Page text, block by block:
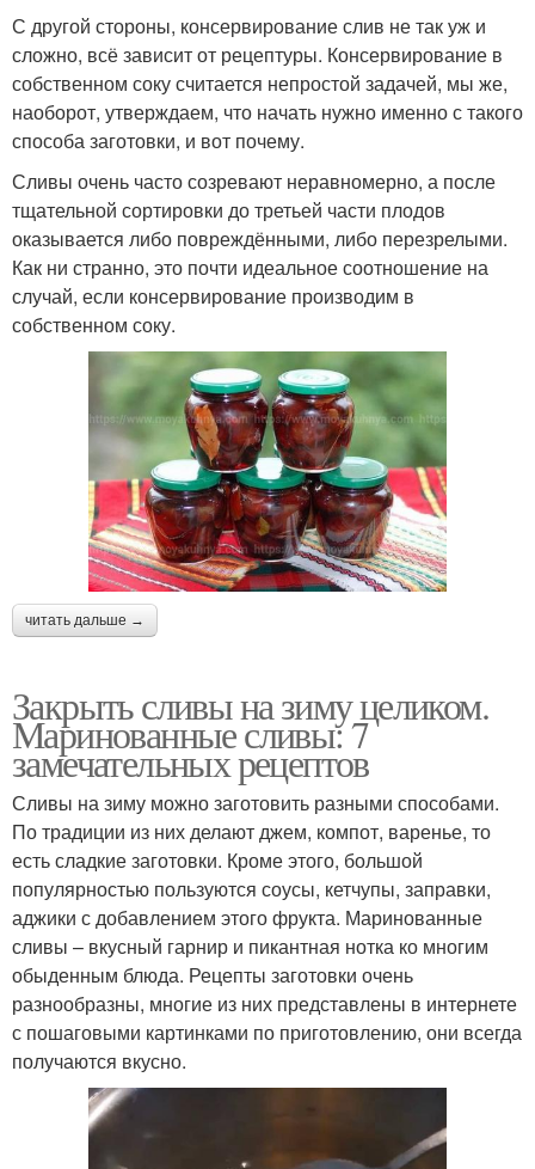
С другой стороны, консервирование слив не так уж и
сложно, всё зависит от рецептуры. Консервирование в
собственном соку считается непростой задачей, мы же,
наоборот, утверждаем, что начать нужно именно с такого
способа заготовки, и вот почему.
Сливы очень часто созревают неравномерно, а после
тщательной сортировки до третьей части плодов
оказывается либо повреждёнными, либо перезрелыми.
Как ни странно, это почти идеальное соотношение на
случай, если консервирование производим в
собственном соку.
читать дальше →
Закрыть сливы на зиму целиком.
Маринованные сливы: 7
замечательных рецептов
Сливы на зиму можно заготовить разными способами.
По традиции из них делают джем, компот, варенье, то
есть сладкие заготовки. Кроме этого, большой
популярностью пользуются соусы, кетчупы, заправки,
аджики с добавлением этого фрукта. Маринованные
сливы – вкусный гарнир и пикантная нотка ко многим
обыденным блюда. Рецепты заготовки очень
разнообразны, многие из них представлены в интернете
с пошаговыми картинками по приготовлению, они всегда
получаются вкусно.